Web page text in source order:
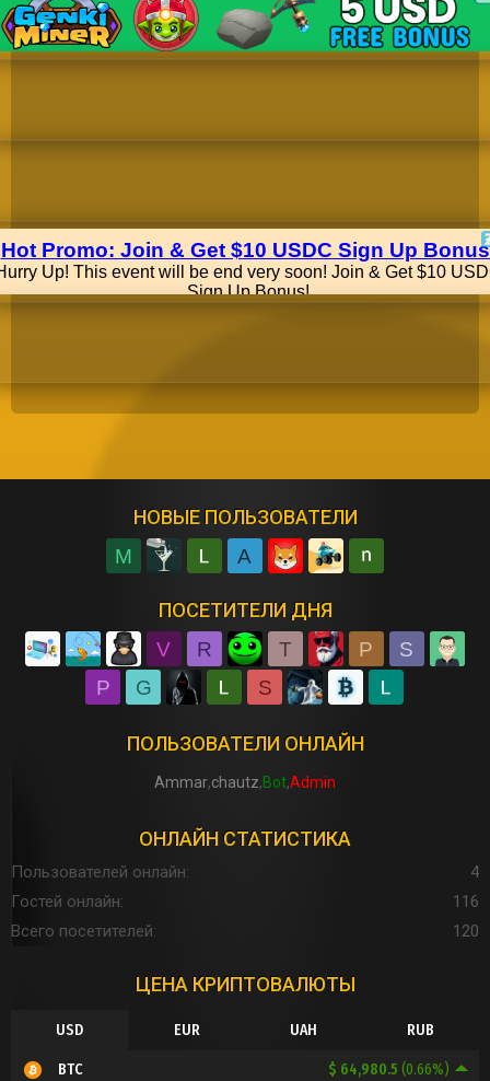
НОВЫЕ ПОЛЬЗОВАТЕЛИ
M A
ПОСЕТИТЕЛИ ДНЯ
V R T P
S
P
G S
ПОЛЬЗОВАТЕЛИ ОНЛАЙН
Ammar chautz BotAdmin
ОНЛАЙН СТАТИСТИКА
Пользователей онлайн
4
Гостей онлайн
116
Всего посетителей
120
ЦЕНА КРИПТОВАЛЮТЫ
USD EUR UAH RUB
$ 64,980.5 (0.66%)
BTC